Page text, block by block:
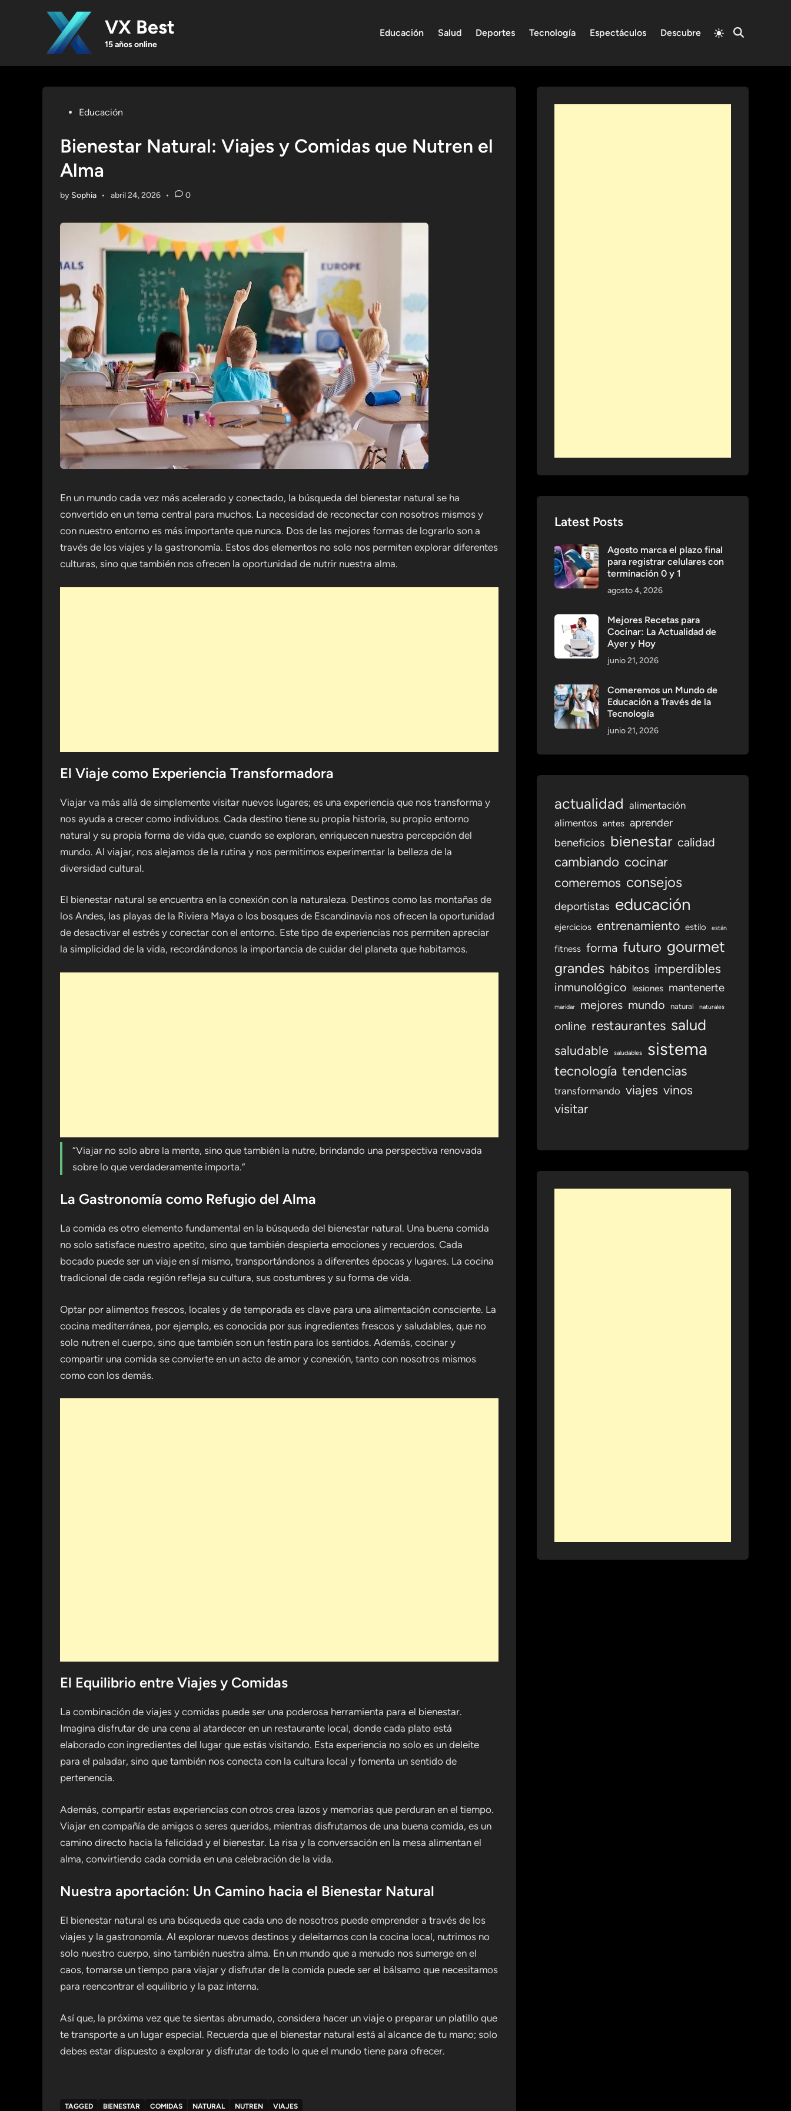
VX Best
15 años online
Educación Salud Deportes Tecnología Espectáculos Descubre
Switch
to
Open
PostedEducación
Bienestar Natural: Viajes y Comidas que Nutren el
Alma
by Sophia • abril 24, 2026 • 0
En un mundo cada vez más acelerado y conectado, la búsqueda del bienestar natural se ha
convertido en un tema central para muchos. La necesidad de reconectar con nosotros mismos y
con nuestro entorno es más importante que nunca. Dos de las mejores formas de lograrlo son a
través de los viajes y la gastronomía. Estos dos elementos no solo nos permiten explorar diferentes
culturas, sino que también nos ofrecen la oportunidad de nutrir nuestra alma.
El Viaje como Experiencia Transformadora
Viajar va más allá de simplemente visitar nuevos lugares; es una experiencia que nos transforma y
nos ayuda a crecer como individuos. Cada destino tiene su propia historia, su propio entorno
natural y su propia forma de vida que, cuando se exploran, enriquecen nuestra percepción del
mundo. Al viajar, nos alejamos de la rutina y nos permitimos experimentar la belleza de la
diversidad cultural.
El bienestar natural se encuentra en la conexión con la naturaleza. Destinos como las montañas de
los Andes, las playas de la Riviera Maya o los bosques de Escandinavia nos ofrecen la oportunidad
de desactivar el estrés y conectar con el entorno. Este tipo de experiencias nos permiten apreciar
la simplicidad de la vida, recordándonos la importancia de cuidar del planeta que habitamos.
“Viajar no solo abre la mente, sino que también la nutre, brindando una perspectiva renovada
sobre lo que verdaderamente importa.”
La Gastronomía como Refugio del Alma
La comida es otro elemento fundamental en la búsqueda del bienestar natural. Una buena comida
no solo satisface nuestro apetito, sino que también despierta emociones y recuerdos. Cada
bocado puede ser un viaje en sí mismo, transportándonos a diferentes épocas y lugares. La cocina
tradicional de cada región refleja su cultura, sus costumbres y su forma de vida.
Optar por alimentos frescos, locales y de temporada es clave para una alimentación consciente. La
cocina mediterránea, por ejemplo, es conocida por sus ingredientes frescos y saludables, que no
solo nutren el cuerpo, sino que también son un festín para los sentidos. Además, cocinar y
compartir una comida se convierte en un acto de amor y conexión, tanto con nosotros mismos
como con los demás.
El Equilibrio entre Viajes y Comidas
La combinación de viajes y comidas puede ser una poderosa herramienta para el bienestar.
Imagina disfrutar de una cena al atardecer en un restaurante local, donde cada plato está
elaborado con ingredientes del lugar que estás visitando. Esta experiencia no solo es un deleite
para el paladar, sino que también nos conecta con la cultura local y fomenta un sentido de
pertenencia.
Además, compartir estas experiencias con otros crea lazos y memorias que perduran en el tiempo.
Viajar en compañía de amigos o seres queridos, mientras disfrutamos de una buena comida, es un
camino directo hacia la felicidad y el bienestar. La risa y la conversación en la mesa alimentan el
alma, convirtiendo cada comida en una celebración de la vida.
Nuestra aportación: Un Camino hacia el Bienestar Natural
El bienestar natural es una búsqueda que cada uno de nosotros puede emprender a través de los
viajes y la gastronomía. Al explorar nuevos destinos y deleitarnos con la cocina local, nutrimos no
solo nuestro cuerpo, sino también nuestra alma. En un mundo que a menudo nos sumerge en el
caos, tomarse un tiempo para viajar y disfrutar de la comida puede ser el bálsamo que necesitamos
para reencontrar el equilibrio y la paz interna.
Así que, la próxima vez que te sientas abrumado, considera hacer un viaje o preparar un platillo que
te transporte a un lugar especial. Recuerda que el bienestar natural está al alcance de tu mano; solo
debes estar dispuesto a explorar y disfrutar de todo lo que el mundo tiene para ofrecer.
TAGGED BIENESTAR COMIDAS NATURAL NUTREN VIAJES
Latest Posts
Agosto marca el plazo final
para registrar celulares con
terminación 0 y 1
agosto 4, 2026
Mejores Recetas para
Cocinar: La Actualidad de
Ayer y Hoy
junio 21, 2026
Comeremos un Mundo de
Educación a Través de la
Tecnología
junio 21, 2026
actualidad alimentación
alimentos antes aprender
beneficios bienestar calidad
cambiando cocinar
comeremos consejos
deportistas educación
ejercicios entrenamiento estilo están
fitness forma futuro gourmet
grandes hábitos imperdibles
inmunológico lesiones mantenerte
maridar mejores mundo natural naturales
online restaurantes salud
saludable saludables sistema
tecnología tendencias
transformando viajes vinos
visitar